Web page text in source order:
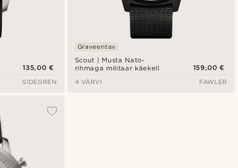
135,00 €
SIDEGREN
Scout | Musta Nato-
rihmaga militaar käekell
Graveeritav
159,00 €
4 VÄRVI
FAWLER